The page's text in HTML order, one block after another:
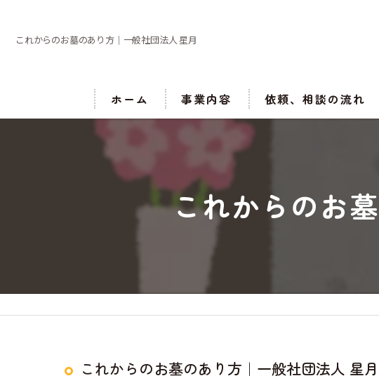
これからのお墓のあり方｜一般社団法人 星月
ホーム 事業内容 依頼、相談の流れ
これからのお
これからのお墓のあり方｜一般社団法人 星月